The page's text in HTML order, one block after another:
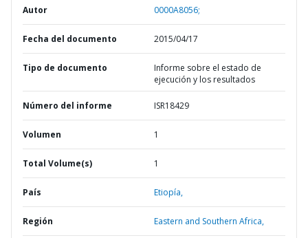
Autor 0000A8056;
Fecha del documento 2015/04/17
Tipo de documento
Informe sobre el estado de
ejecución y los resultados
Número del informe ISR18429
Volumen 1
Total Volume(s) 1
País Etiopía,
Región Eastern and Southern Africa,